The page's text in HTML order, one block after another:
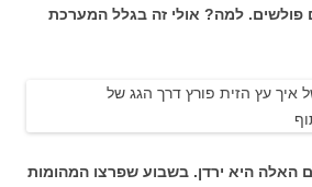
פולשים. למה? אולי זה בגלל המערכת
האלה היא ירדן. בשבוע שפרצו המהומות